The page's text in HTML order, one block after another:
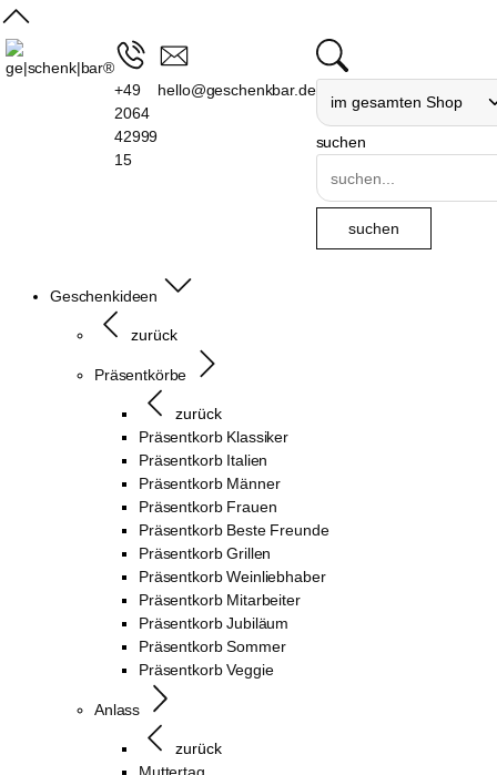
+49
2064
42999
15
hello@geschenkbar.de
suchen
Geschenkideen
zurück
Präsentkörbe
zurück
Präsentkorb Klassiker
Präsentkorb Italien
Präsentkorb Männer
Präsentkorb Frauen
Präsentkorb Beste Freunde
Präsentkorb Grillen
Präsentkorb Weinliebhaber
Präsentkorb Mitarbeiter
Präsentkorb Jubiläum
Präsentkorb Sommer
Präsentkorb Veggie
Anlass
zurück